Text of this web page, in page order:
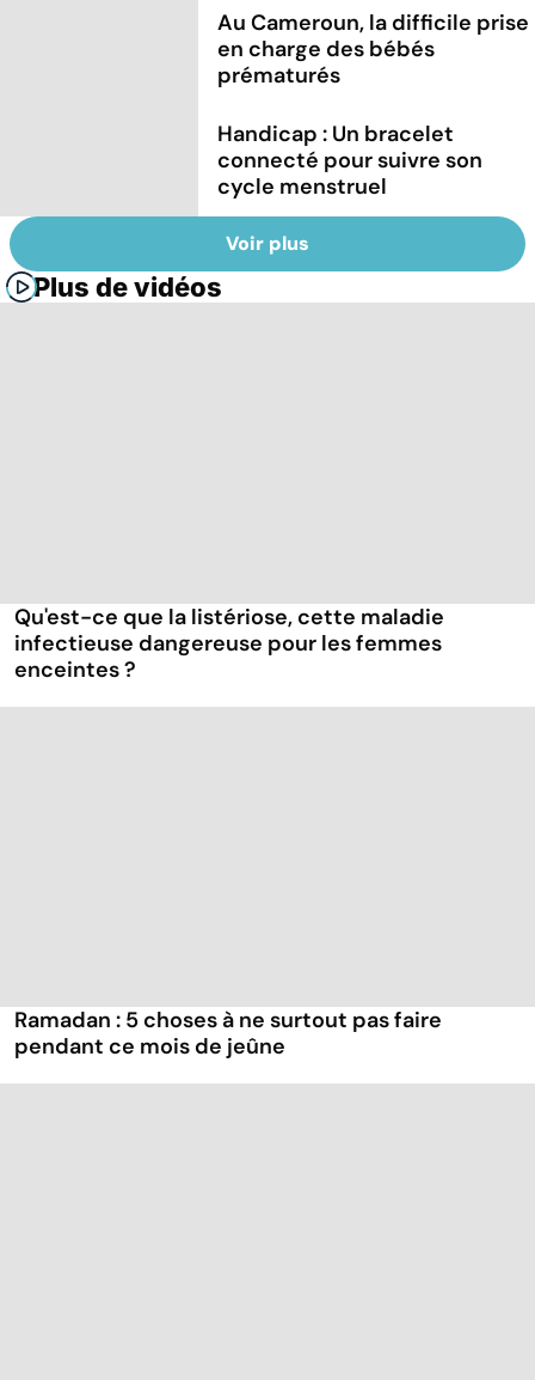
Au Cameroun, la difficile prise
en charge des bébés
prématurés
Handicap : Un bracelet
connecté pour suivre son
cycle menstruel
Voir plus
Plus de vidéos
Qu'est-ce que la listériose, cette maladie
infectieuse dangereuse pour les femmes
enceintes ?
Ramadan : 5 choses à ne surtout pas faire
pendant ce mois de jeûne